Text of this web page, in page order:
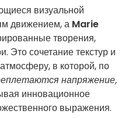
визуальной
движением, а Marie
творения,
Это сочетание текстур и
в которой, по
напряжение,
инновационное
выражения.